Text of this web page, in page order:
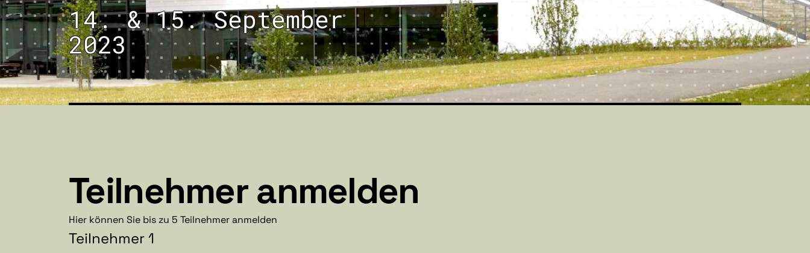
14. & 15. September
2023
Teilnehmer anmelden
Hier können Sie bis zu 5 Teilnehmer anmelden
Teilnehmer 1